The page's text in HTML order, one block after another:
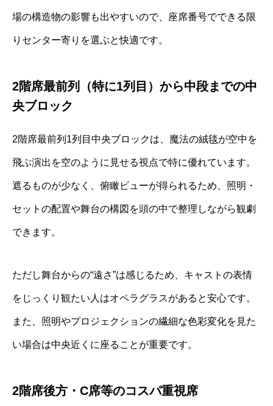
場の構造物の影響も出やすいので、座席番号でできる限
りセンター寄りを選ぶと快適です。
2階席最前列（特に1列目）から中段までの中
央ブロック
2階席最前列1列目中央ブロックは、魔法の絨毯が空中を
飛ぶ演出を空のように見せる視点で特に優れています。
遮るものが少なく、俯瞰ビューが得られるため、照明・
セットの配置や舞台の構図を頭の中で整理しながら観劇
できます。
ただし舞台からの“遠さ”は感じるため、キャストの表情
をじっくり観たい人はオペラグラスがあると安心です。
また、照明やプロジェクションの繊細な色彩変化を見た
い場合は中央近くに座ることが重要です。
2階席後方・C席等のコスパ重視席